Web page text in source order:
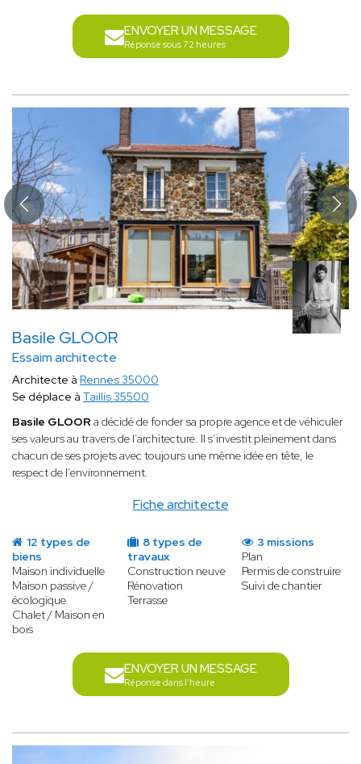
ENVOYER UN MESSAGE
Réponse sous 72 heures
Basile GLOOR
Essaim architecte
Fiche architecte
Architecte à Rennes 35000
Se déplace à Taillis 35500
Basile GLOOR a décidé de fonder sa propre agence et de véhiculer
ses valeurs au travers de l’architecture. Il s’investit pleinement dans
chacun de ses projets avec toujours une même idée en tête, le
respect de l’environnement.
12 types de
biens
Maison individuelle
Maison passive /
écologique
Chalet / Maison en
bois
8 types de
travaux
Construction neuve
Rénovation
Terrasse
3 missions
Plan
Permis de construire
Suivi de chantier
ENVOYER UN MESSAGE
Réponse dans l'heure